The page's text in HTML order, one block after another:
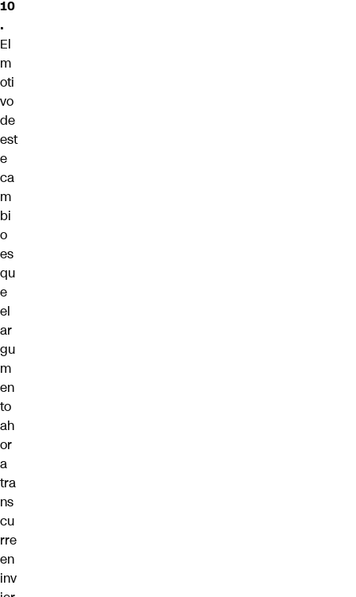
10
.
El
m
oti
vo
de
est
e
ca
m
bi
o
es
qu
e
el
ar
gu
m
en
to
ah
or
a
tra
ns
cu
rre
en
inv